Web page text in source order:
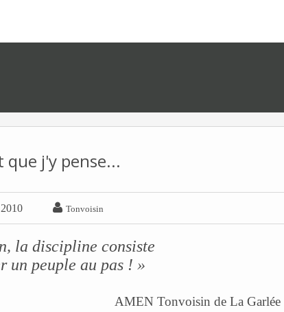
que j'y pense...
 Tonvoisin
la discipline consiste
un peuple au pas ! »
AMEN Tonvoisin de La Garlée